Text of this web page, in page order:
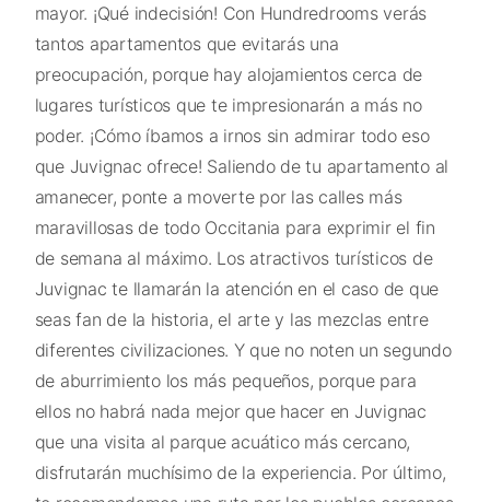
mayor. ¡Qué indecisión! Con Hundredrooms verás
tantos apartamentos que evitarás una
preocupación, porque hay alojamientos cerca de
lugares turísticos que te impresionarán a más no
poder. ¡Cómo íbamos a irnos sin admirar todo eso
que Juvignac ofrece! Saliendo de tu apartamento al
amanecer, ponte a moverte por las calles más
maravillosas de todo Occitania para exprimir el fin
de semana al máximo. Los atractivos turísticos de
Juvignac te llamarán la atención en el caso de que
seas fan de la historia, el arte y las mezclas entre
diferentes civilizaciones. Y que no noten un segundo
de aburrimiento los más pequeños, porque para
ellos no habrá nada mejor que hacer en Juvignac
que una visita al parque acuático más cercano,
disfrutarán muchísimo de la experiencia. Por último,